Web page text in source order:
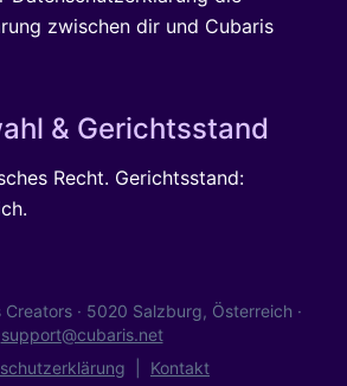
zwischen dir und Cubaris
& Gerichtsstand
Recht. Gerichtsstand:
· 5020 Salzburg, Österreich ·
support@cubaris.net
Kontakt